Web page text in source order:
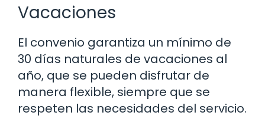
Vacaciones
El convenio garantiza un mínimo de
30 días naturales de vacaciones al
año, que se pueden disfrutar de
manera flexible, siempre que se
respeten las necesidades del servicio.